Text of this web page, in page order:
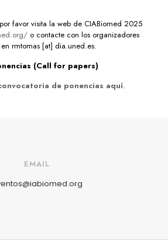
favor visita la web de CIABiomed 2025
o contacte con los organizadores
rmtomas [at] dia.uned.es.
(Call for papers)
de ponencias aquí.
EMAIL